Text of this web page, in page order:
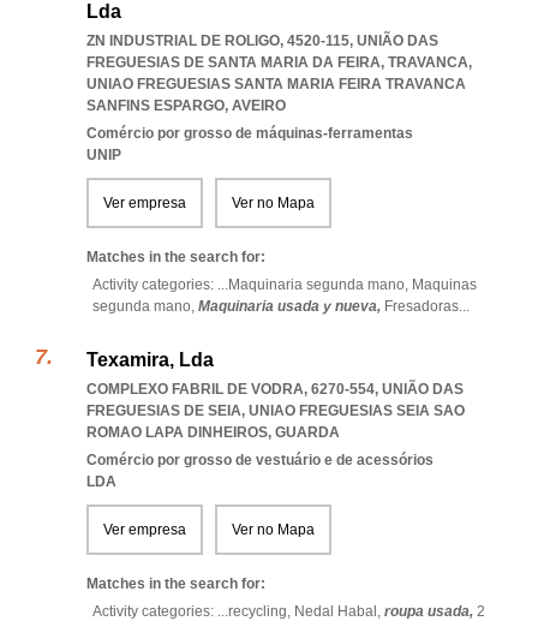
Lda
ZN INDUSTRIAL DE ROLIGO, 4520-115, UNIÃO DAS
FREGUESIAS DE SANTA MARIA DA FEIRA, TRAVANCA,
UNIAO FREGUESIAS SANTA MARIA FEIRA TRAVANCA
SANFINS ESPARGO, AVEIRO
Comércio por grosso de máquinas-ferramentas
UNIP
Ver empresa Ver no Mapa
Matches in the search for:
Activity categories: ...Maquinaria segunda mano, Maquinas
segunda mano, Maquinaria usada y nueva, Fresadoras...
Texamira, Lda
COMPLEXO FABRIL DE VODRA, 6270-554, UNIÃO DAS
FREGUESIAS DE SEIA, UNIAO FREGUESIAS SEIA SAO
ROMAO LAPA DINHEIROS, GUARDA
Comércio por grosso de vestuário e de acessórios
LDA
Ver empresa Ver no Mapa
Matches in the search for:
Activity categories: ...recycling, Nedal Habal, roupa usada, 2